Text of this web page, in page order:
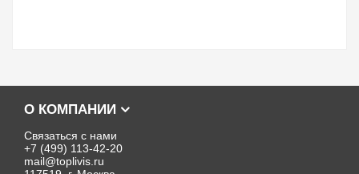
О КОМПАНИИ
Связаться с нами
+7 (499) 113-42-20
mail@toplivis.ru